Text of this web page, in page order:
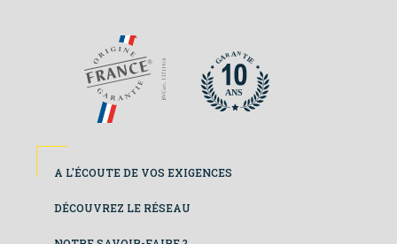
GA TIE
ANS
GAR AN TIE
ANS
Footer
colonne
A L'ÉCOUTE DE VOS EXIGENCES
DÉCOUVREZ LE RÉSEAU